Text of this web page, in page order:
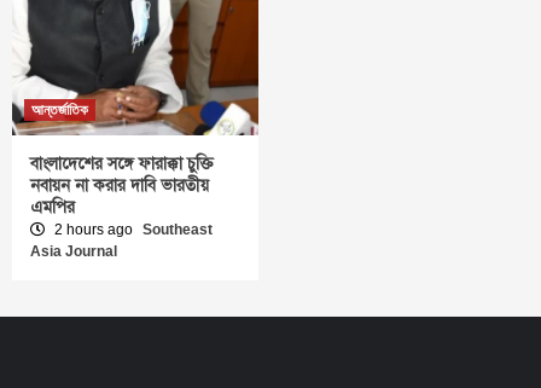
আন্তর্জাতিক
বাংলাদেশের সঙ্গে ফারাক্কা চুক্তি
নবায়ন না করার দাবি ভারতীয়
এমপির
2 hours ago Southeast
Asia Journal